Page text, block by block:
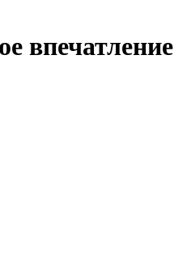
впечатление